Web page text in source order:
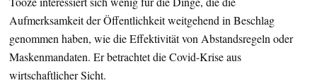
Aufmerksamkeit der Öffentlichkeit weitgehend in Beschlag
genommen haben, wie die Effektivität von Abstandsregeln oder
Maskenmandaten. Er betrachtet die Covid-Krise aus
wirtschaftlicher Sicht.